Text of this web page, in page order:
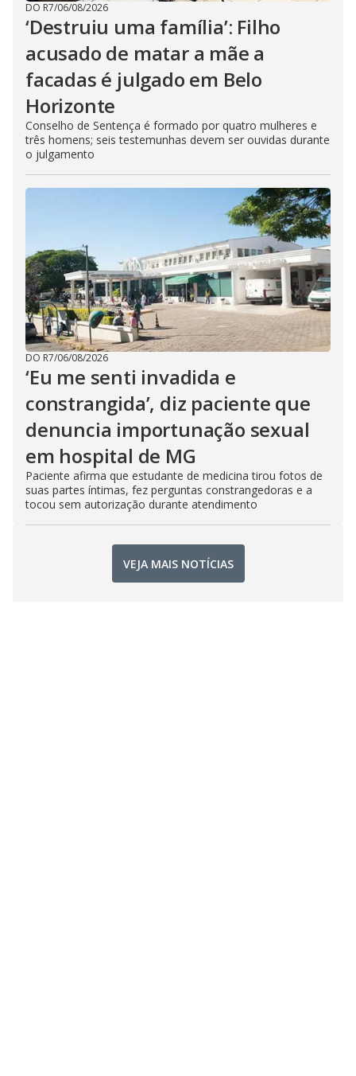
DO R7/06/08/2026
‘Destruiu uma família’: Filho
acusado de matar a mãe a
facadas é julgado em Belo
Horizonte
Conselho de Sentença é formado por quatro mulheres e
três homens; seis testemunhas devem ser ouvidas durante
o julgamento
DO R7/06/08/2026
‘Eu me senti invadida e
constrangida’, diz paciente que
denuncia importunação sexual
em hospital de MG
Paciente afirma que estudante de medicina tirou fotos de
suas partes íntimas, fez perguntas constrangedoras e a
tocou sem autorização durante atendimento
VEJA MAIS NOTÍCIAS